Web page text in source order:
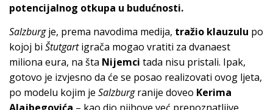
potencijalnog otkupa u budućnosti.
Salzburgje, prema navodima medija, tražio klauzulu po
kojoj bi Štutgartigrača mogao vratiti za dvanaest
miliona eura, na šta Nijemci tada nisu pristali. Ipak,
gotovo je izvjesno da će se posao realizovati ovog ljeta,
po modelu kojim je Salzburgranije doveo Kerima